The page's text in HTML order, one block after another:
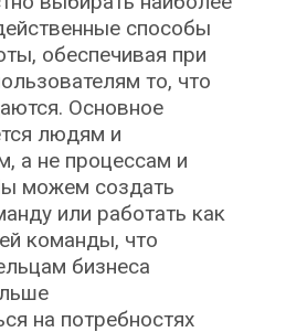
способы
обеспечивая при
то, что
Основное
людям и
а не процессам и
можем создать
или работать как
команды, что
бизнеса
на потребностях